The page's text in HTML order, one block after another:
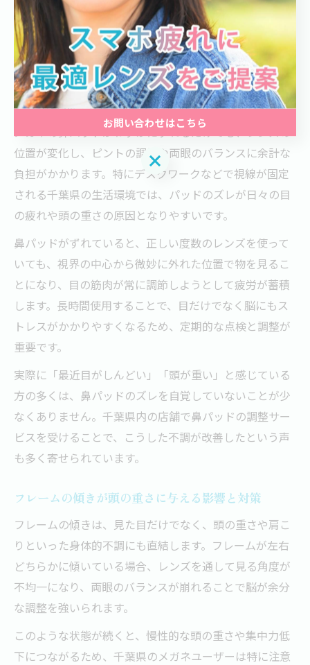
鼻パッドやフレームのズレが招く目の
疲れとは
メガネの鼻パッドズレが目の疲れを引き起こす理由
メガネの鼻パッドがわずかにずれるだけでも、レンズの
位置が変化し、ピントの調節や両眼のバランスに余計な
負担がかかります。特にデスクワークなどで視線が固定
される千葉県の生活環境では、パッドのズレが日々の目
の疲れや頭の重さの原因となりやすいです。
鼻パッドがずれていると、正しい度数のレンズを使って
いても、視界の中心から微妙に外れた位置で物を見るこ
とになり、目の筋肉が常に調節しようとして疲労が蓄積
します。長時間使用することで、目だけでなく脳にもス
トレスがかかりやすくなるため、定期的な点検と調整が
重要です。
実際に「最近目がしんどい」「頭が重い」と感じている
方の多くは、鼻パッドのズレを自覚していないことが少
なくありません。千葉県内の店舗で鼻パッドの調整サー
ビスを受けることで、こうした不調が改善したという声
も多く寄せられています。
フレームの傾きが頭の重さに与える影響と対策
フレームの傾きは、見た目だけでなく、頭の重さや肩こ
りといった身体的不調にも直結します。フレームが左右
どちらかに傾いている場合、レンズを通して見る角度が
不均一になり、両眼のバランスが崩れることで脳が余分
な調整を強いられます。
このような状態が続くと、慢性的な頭の重さや集中力低
下につながるため、千葉県のメガネユーザーは特に注意
お問い合わせはこちら
お問い合わせはこちら